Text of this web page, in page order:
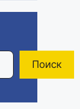
Поиск